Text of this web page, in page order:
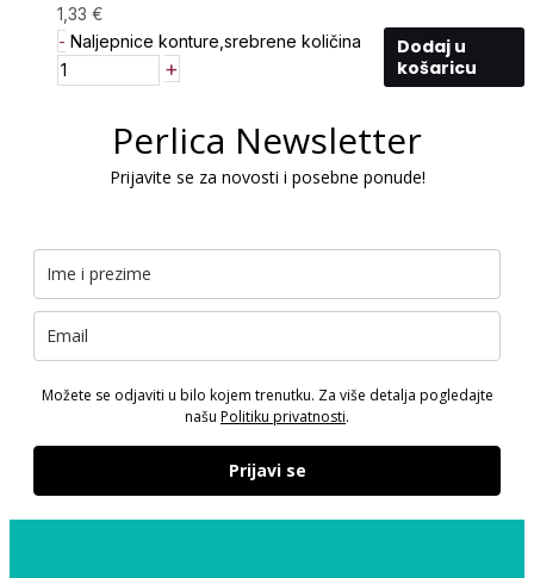
1,33 €
- Naljepnice konture,srebrene količina
+
Dodaj u
košaricu
Perlica Newsletter
Prijavite se za novosti i posebne ponude!
Možete se odjaviti u bilo kojem trenutku. Za više detalja pogledajte
našu Politiku privatnosti.
Prijavi se